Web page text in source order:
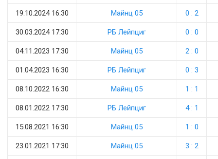
19.10.2024 16:30 Майнц 05 0 : 2
30.03.2024 17:30 РБ Лейпциг 0 : 0
04.11.2023 17:30 Майнц 05 2 : 0
01.04.2023 16:30 РБ Лейпциг 0 : 3
08.10.2022 16:30 Майнц 05 1 : 1
08.01.2022 17:30 РБ Лейпциг 4 : 1
15.08.2021 16:30 Майнц 05 1 : 0
23.01.2021 17:30 Майнц 05 3 : 2